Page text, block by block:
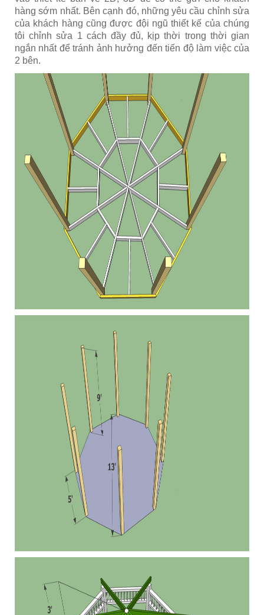
hàng sớm nhất. Bên cạnh đó, những yêu cầu chỉnh sửa
của khách hàng cũng được đội ngũ thiết kế của chúng
tôi chỉnh sửa 1 cách đầy đủ, kịp thời trong thời gian
ngắn nhất để tránh ảnh hưởng đến tiến độ làm việc của
2 bên.